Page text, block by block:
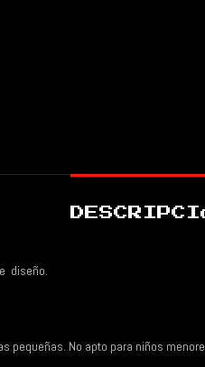
diseño.
pequeñas. No apto para niños